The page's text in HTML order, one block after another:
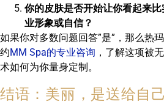
你的皮肤是否开始让你看起来
业形象或自信？
如果你对多数问题回答”是”，那么热
约MM Spa的专业咨询 ，了解这项被
术如何为你量身定制。
结语：美丽，是送给自